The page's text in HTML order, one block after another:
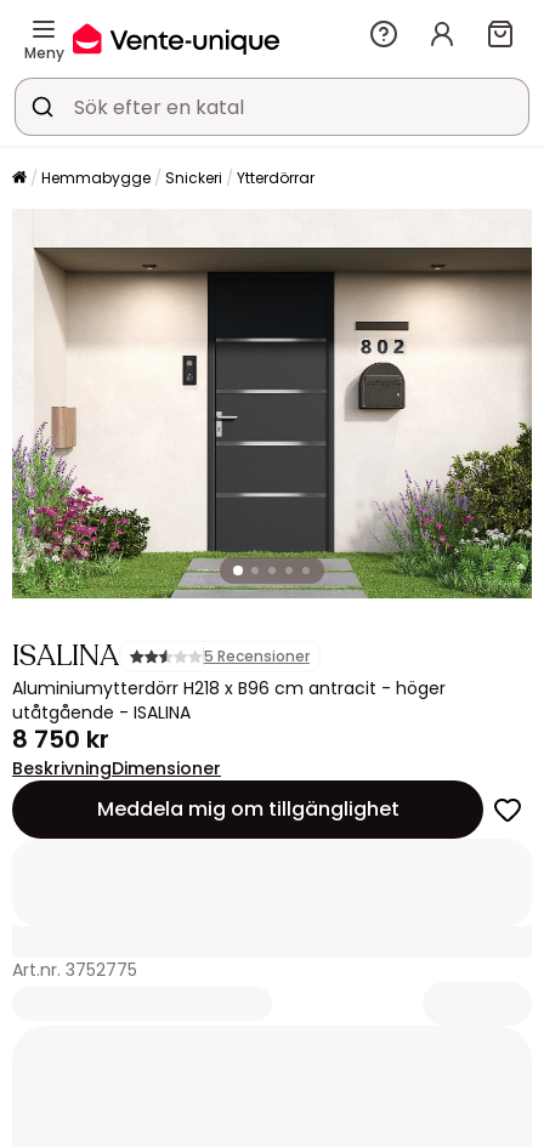
Meny
Hemmabygge Snickeri Ytterdörrar
ISALINA 5 Recensioner
Aluminiumytterdörr H218 x B96 cm antracit - höger
utåtgående - ISALINA
8 750 kr
BeskrivningDimensioner
Meddela mig om tillgänglighet
Art.nr. 3752775